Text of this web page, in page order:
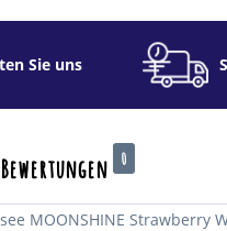
Sie uns
Bewertungen 0
MOONSHINE Strawberry